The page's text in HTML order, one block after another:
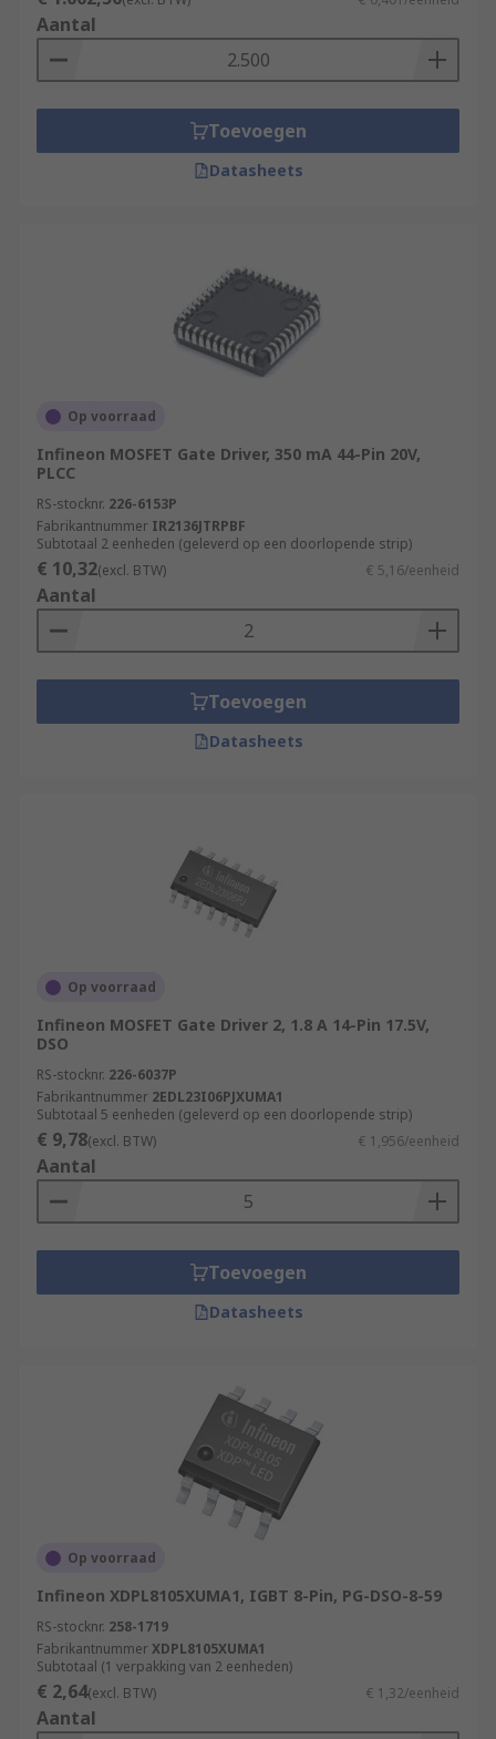
Aantal
Toevoegen
Datasheets
Op voorraad
Infineon MOSFET Gate Driver, 350 mA 44-Pin 20V,
PLCC
RS-stocknr. 226-6153P
Fabrikantnummer IR2136JTRPBF
Subtotaal 2 eenheden (geleverd op een doorlopende strip)
€ 10,32(excl. BTW) € 5,16/eenheid
Aantal
Toevoegen
Datasheets
Op voorraad
Infineon MOSFET Gate Driver 2, 1.8 A 14-Pin 17.5V,
DSO
RS-stocknr. 226-6037P
Fabrikantnummer 2EDL23I06PJXUMA1
Subtotaal 5 eenheden (geleverd op een doorlopende strip)
€ 9,78(excl. BTW) € 1,956/eenheid
Aantal
Toevoegen
Datasheets
Op voorraad
Infineon XDPL8105XUMA1, IGBT 8-Pin, PG-DSO-8-59
RS-stocknr. 258-1719
FabrikantnummerXDPL8105XUMA1
Subtotaal (1 verpakking van 2 eenheden)
€ 2,64(excl. BTW) € 1,32/eenheid
Aantal